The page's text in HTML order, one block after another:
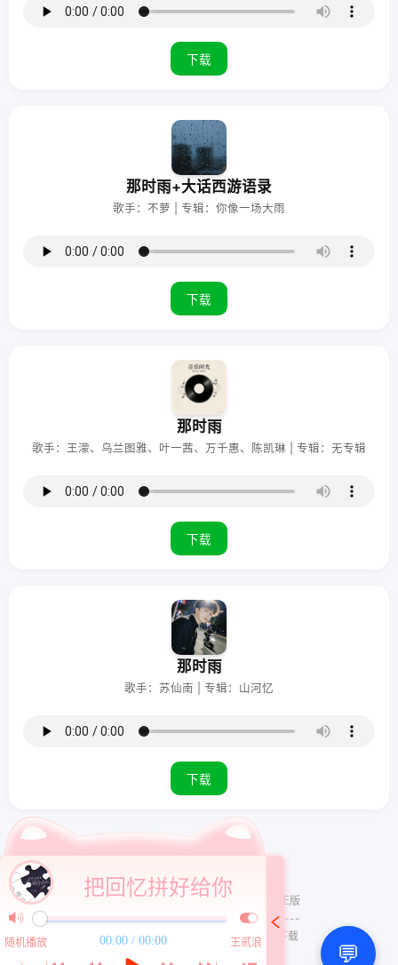
下载
那时雨+大话西游语录
歌手：不萝 | 专辑：你像一场大雨
下载
那时雨
歌手：王濛、乌兰图雅、叶一茜、万千惠、陈凯琳 | 专辑：无专辑
下载
那时雨
歌手：苏仙南 | 专辑：山河忆
下载
仅供学习交流使用，请尊重版权，支持正版
--------------------------------------
苹果手机请使用谷歌浏览器或者safari下载
💬
把回忆拼好给你
00:00 / 00:00 王贰浪
随机播放